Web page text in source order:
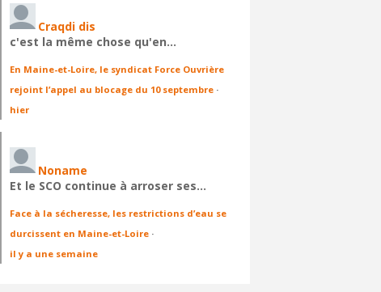
Craqdi dis
c'est la même chose qu'en…
En Maine-et-Loire, le syndicat Force Ouvrière
rejoint l’appel au blocage du 10 septembre ·
hier
Noname
Et le SCO continue à arroser ses…
Face à la sécheresse, les restrictions d’eau se
durcissent en Maine-et-Loire ·
il y a une semaine